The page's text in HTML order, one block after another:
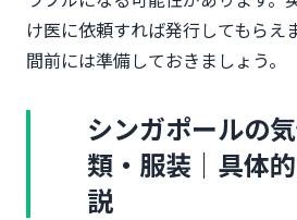
け医に依頼すれば発行してもらえ
間前には準備しておきましょう。
シンガポールの
類・服装｜具体
説